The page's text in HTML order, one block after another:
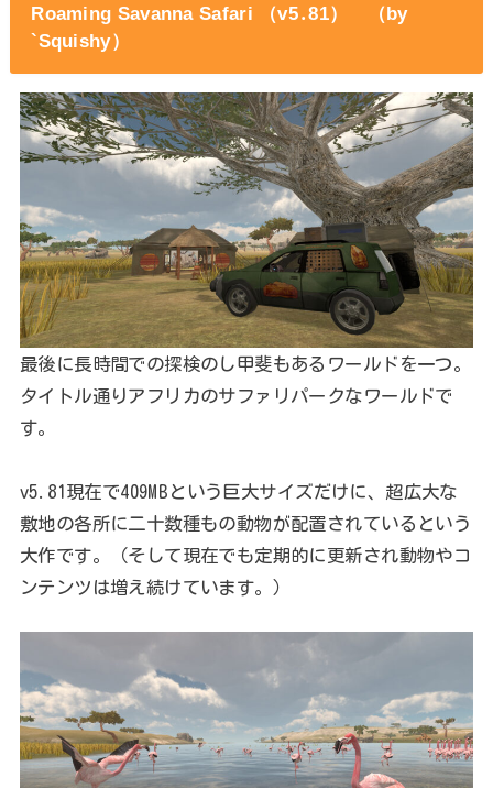
Roaming Savanna Safari （v5․81） （by
`Squishy）
最後に長時間での探検のし甲斐もあるワールドを一つ。
タイトル通りアフリカのサファリパークなワールドで
す。
v5.81現在で409MBという巨大サイズだけに、超広大な
敷地の各所に二十数種もの動物が配置されているという
大作です。（そして現在でも定期的に更新され動物やコ
ンテンツは増え続けています。）